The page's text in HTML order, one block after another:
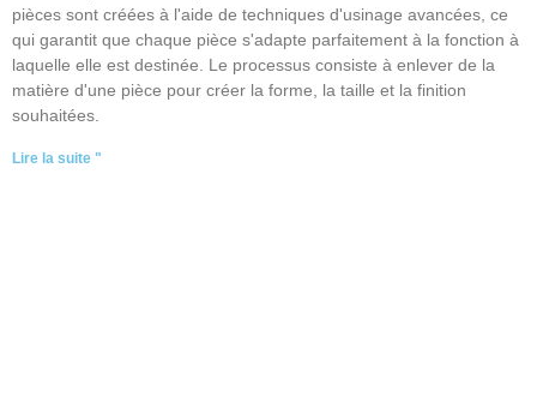
pièces sont créées à l'aide de techniques d'usinage avancées, ce
qui garantit que chaque pièce s'adapte parfaitement à la fonction à
laquelle elle est destinée. Le processus consiste à enlever de la
matière d'une pièce pour créer la forme, la taille et la finition
souhaitées.
Lire la suite "